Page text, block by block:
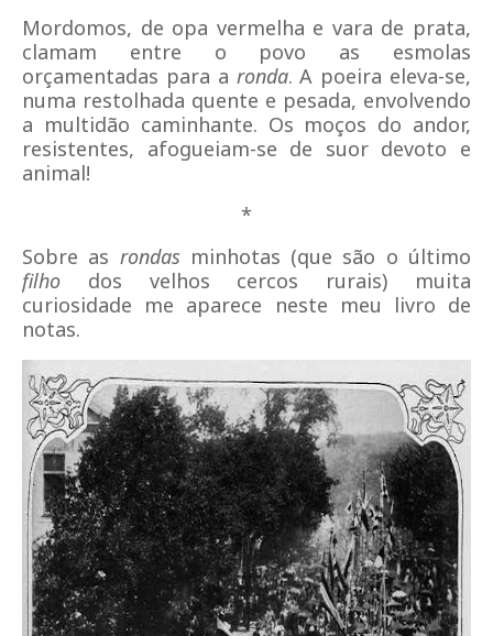
Mordomos, de opa vermelha e vara de prata,
clamam entre o povo as esmolas
orçamentadas para a ronda. A poeira eleva-se,
numa restolhada quente e pesada, envolvendo
a multidão caminhante. Os moços do andor,
resistentes, afogueiam-se de suor devoto e
animal!
*
Sobre as rondas minhotas (que são o último
filho dos velhos cercos rurais) muita
curiosidade me aparece neste meu livro de
notas.